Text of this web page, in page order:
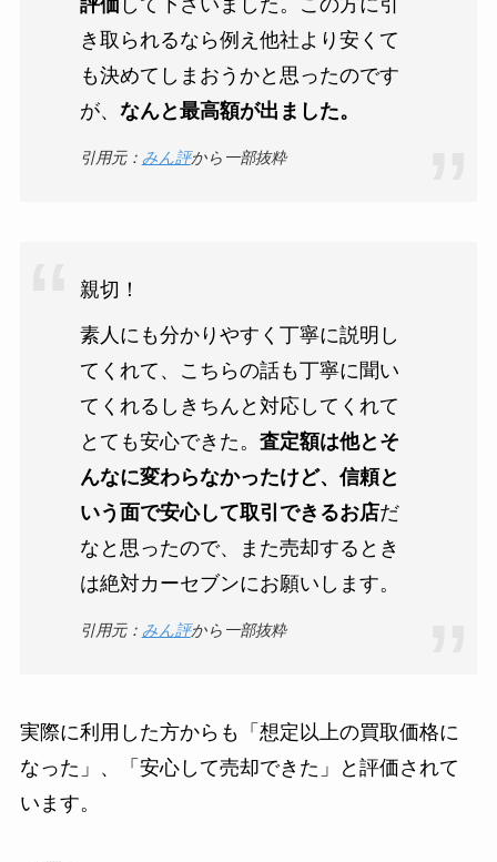
き取られるなら例え他社より安くて
も決めてしまおうかと思ったのです
が、 なんと最高額が出ました。
引用元： みん評から一部抜粋
親切！
素人にも分かりやすく丁寧に説明し
てくれて、こちらの話も丁寧に聞い
てくれるしきちんと対応してくれて
とても安心できた。 査定額は他とそ
んなに変わらなかったけど、信頼と
いう面で安心して取引できるお店だ
なと思ったので、また売却するとき
は絶対カーセブンにお願いします。
引用元： みん評から一部抜粋
実際に利用した方からも「想定以上の買取価格に
なった」、「安心して売却できた」と評価されて
います。